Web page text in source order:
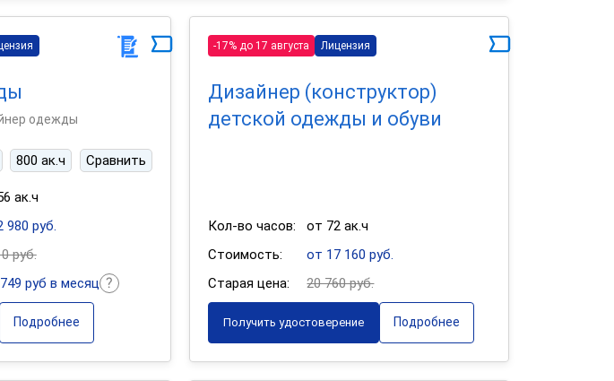
одежды
800 ак.ч Сравнить
ак.ч
980 руб.
руб.
руб в месяц
Подробнее
-17% до 17 августа Лицензия
Дизайнер (конструктор)
детской одежды и обуви
Кол-во часов:
от 72 ак.ч
Стоимость:
от 17 160 руб.
Старая цена:
20 760 руб.
Получить удостоверение Подробнее